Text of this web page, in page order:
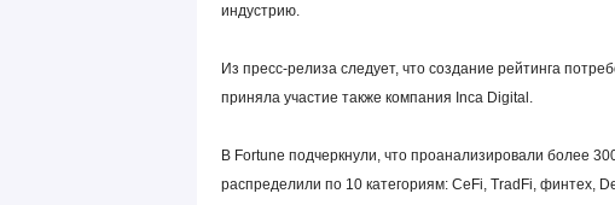
индустрию.
Из пресс-релиза следует, что создание рейтинга
приняла участие также компания Inca Digital.
В Fortune подчеркнули, что проанализировали более
распределили по 10 категориям: CeFi, TradFi, финтех,